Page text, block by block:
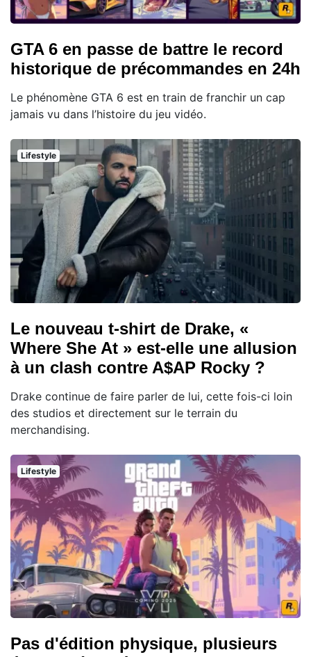
GTA 6 en passe de battre le record
historique de précommandes en 24h
Le phénomène GTA 6 est en train de franchir un cap
jamais vu dans l’histoire du jeu vidéo.
Lifestyle
Le nouveau t-shirt de Drake, «
Where She At » est-elle une allusion
à un clash contre A$AP Rocky ?
Drake continue de faire parler de lui, cette fois-ci loin
des studios et directement sur le terrain du
merchandising.
Lifestyle
Pas d'édition physique, plusieurs